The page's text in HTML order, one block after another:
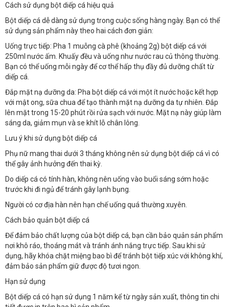
Cách sử dụng bột diếp cá hiệu quả
Bột diếp cá dễ dàng sử dụng trong cuộc sống hàng ngày. Bạn có thể
sử dụng sản phẩm này theo hai cách đơn giản:
Uống trực tiếp: Pha 1 muỗng cà phê (khoảng 2g) bột diếp cá với
250ml nước ấm. Khuấy đều và uống như nước rau củ thông thường.
Bạn có thể uống mỗi ngày để cơ thể hấp thụ đầy đủ dưỡng chất từ
diếp cá.
Đắp mặt nạ dưỡng da: Pha bột diếp cá với một ít nước hoặc kết hợp
với mật ong, sữa chua để tạo thành mặt nạ dưỡng da tự nhiên. Đắp
lên mặt trong 15-20 phút rồi rửa sạch với nước. Mặt nạ này giúp làm
sáng da, giảm mụn và se khít lỗ chân lông.
Lưu ý khi sử dụng bột diếp cá
Phụ nữ mang thai dưới 3 tháng không nên sử dụng bột diếp cá vì có
thể gây ảnh hưởng đến thai kỳ.
Do diếp cá có tính hàn, không nên uống vào buổi sáng sớm hoặc
trước khi đi ngủ để tránh gây lạnh bụng.
Người có cơ địa hàn nên hạn chế uống quá thường xuyên.
Cách bảo quản bột diếp cá
Để đảm bảo chất lượng của bột diếp cá, bạn cần bảo quản sản phẩm
nơi khô ráo, thoáng mát và tránh ánh nắng trực tiếp. Sau khi sử
dụng, hãy khóa chặt miệng bao bì để tránh bột tiếp xúc với không khí,
đảm bảo sản phẩm giữ được độ tươi ngon.
Hạn sử dụng
Bột diếp cá có hạn sử dụng 1 năm kể từ ngày sản xuất, thông tin chi